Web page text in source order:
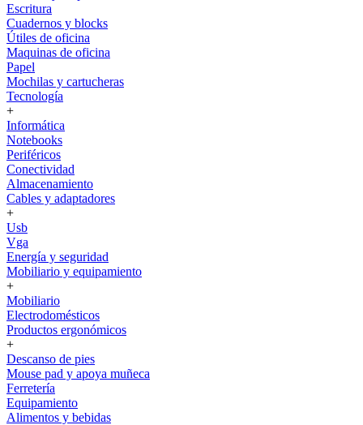
Escritura
Cuadernos y blocks
Útiles de oficina
Maquinas de oficina
Papel
Mochilas y cartucheras
Tecnología
+
Informática
Notebooks
Periféricos
Conectividad
Almacenamiento
Cables y adaptadores
+
Usb
Vga
Energía y seguridad
Mobiliario y equipamiento
+
Mobiliario
Electrodomésticos
Productos ergonómicos
+
Descanso de pies
Mouse pad y apoya muñeca
Ferretería
Equipamiento
Alimentos y bebidas